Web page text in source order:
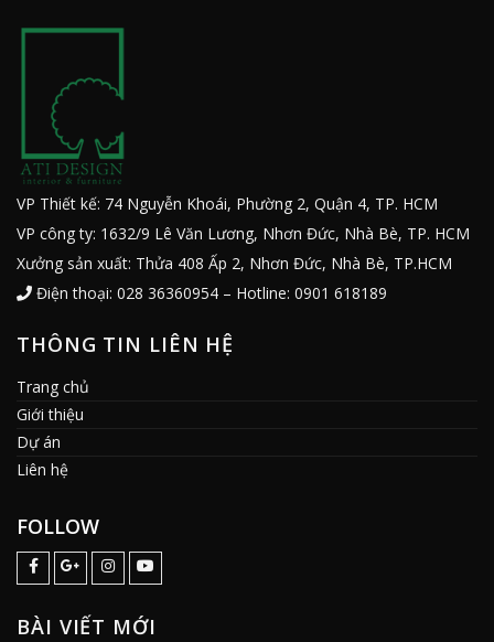
VP Thiết kế: 74 Nguyễn Khoái, Phường 2, Quận 4, TP. HCM
VP công ty: 1632/9 Lê Văn Lương, Nhơn Đức, Nhà Bè, TP. HCM
Xưởng sản xuất: Thửa 408 Ấp 2, Nhơn Đức, Nhà Bè, TP.HCM
Điện thoại: 028 36360954 – Hotline: 0901 618189
THÔNG TIN LIÊN HỆ
Trang chủ
Giới thiệu
Dự án
Liên hệ
FOLLOW
BÀI VIẾT MỚI